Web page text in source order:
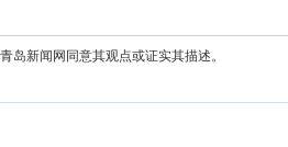
岛新闻网同意其观点或证实其描述。